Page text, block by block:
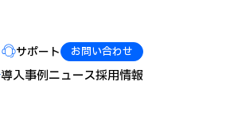
サポート お問い合わせ
導入事例ニュース採用情報